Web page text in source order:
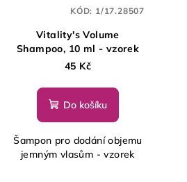
Vitality's Volume
Shampoo, 10 ml - vzorek
45 Kč
Do košíku
Šampon pro dodání objemu
jemným vlasům - vzorek
KÓD: 1/17.28507